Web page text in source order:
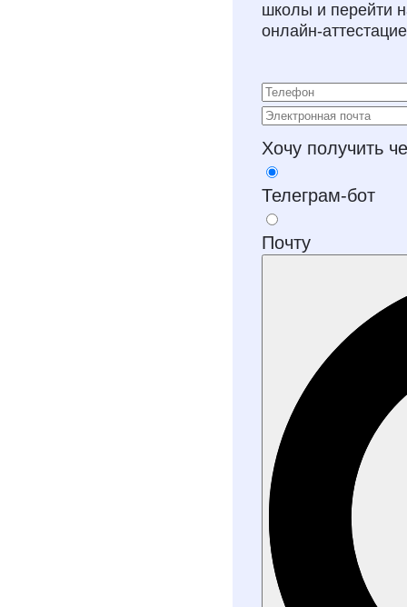
школы и перейти
Хочу получить
Телеграм-бот
Почту